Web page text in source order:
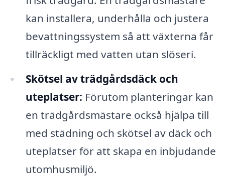
kan installera, underhålla och justera
bevattningssystem så att växterna får
tillräckligt med vatten utan slöseri.
Skötsel av trädgårdsdäck och
uteplatser: Förutom planteringar kan
en trädgårdsmästare också hjälpa till
med städning och skötsel av däck och
uteplatser för att skapa en inbjudande
utomhusmiljö.